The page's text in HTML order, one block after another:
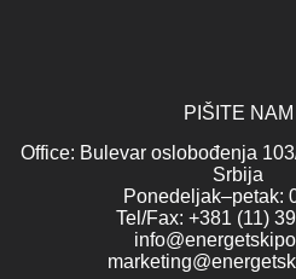
PIŠITE NAM
Office: Bulevar oslobođenja
Srbija
Ponedeljak–petak:
Tel/Fax: +381 (11)